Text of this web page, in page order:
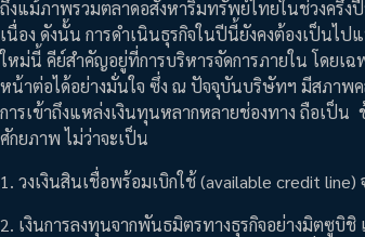
ถึงแม้ภาพรวมตลาดอสังหาริมทรัพย์ไทยในช่วงครึ่ง
เนื่อง ดังนั้น การดำเนินธุรกิจในปีนี้ยังคงต้องเป็นไป
ใหม่นี้ คีย์สำคัญอยู่ที่การบริหารจัดการภายใน โดยเฉ
หน้าต่อได้อย่างมั่นใจ ซึ่ง ณ ปัจจุบันบริษัทฯ มีสภาพค
การเข้าถึงแหล่งเงินทุนหลากหลายช่องทาง ถือเป็
ศักยภาพ ไม่ว่าจะเป็น
1. วงเงินสินเชื่อพร้อมเบิกใช้ (available credit
2. เงินการลงทุนจากพันธมิตรทางธุรกิจอย่างมิตซู